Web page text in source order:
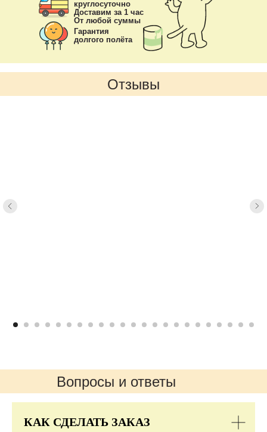
круглосуточно
Доставим за 1 час
От любой суммы
Гарантия
долгого полёта
Отзывы
Вопросы и ответы
КАК СДЕЛАТЬ ЗАКАЗ